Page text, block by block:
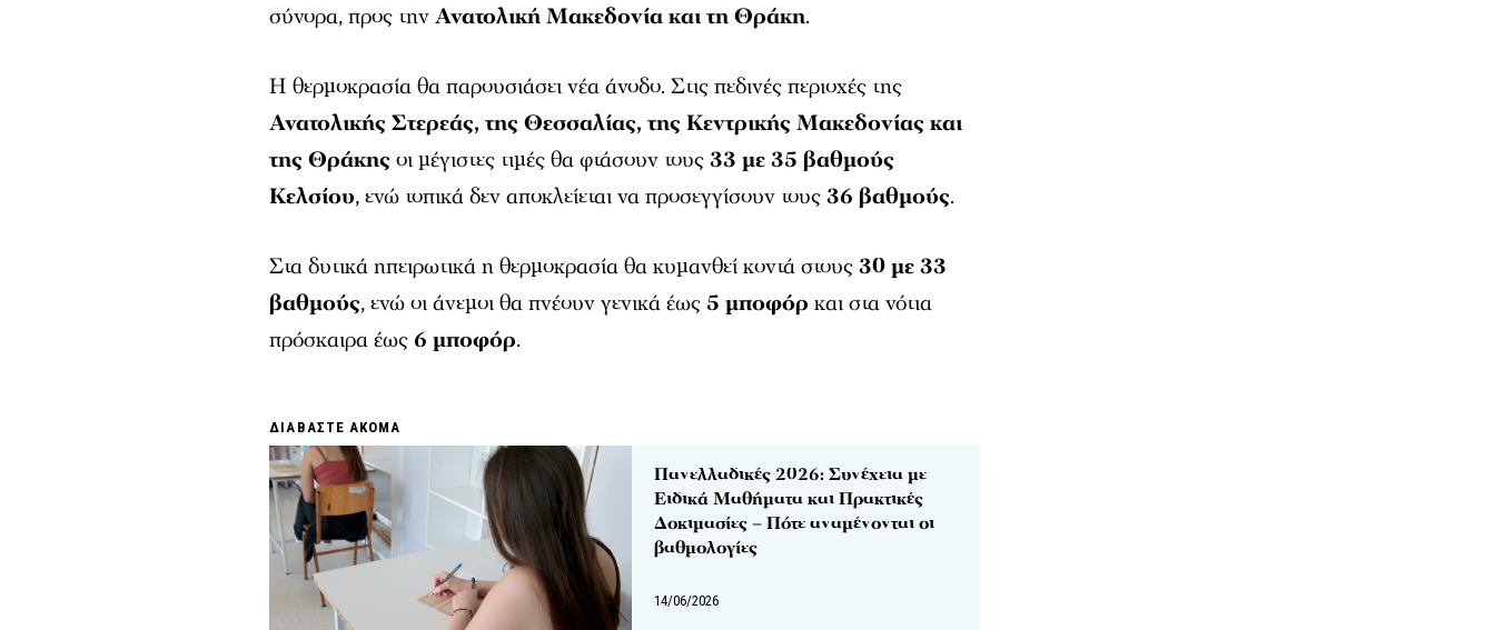
σύνορα, προς τηνΑνατολική Μακεδονία και τη Θράκη.
Η θερμοκρασία θα παρουσιάσει νέα άνοδο. Στις πεδινές περιοχές της
Ανατολικής Στερεάς, της Θεσσαλίας, της Κεντρικής Μακεδονίας και
της Θράκης οι μέγιστες τιμές θα φτάσουν τους33 με 35 βαθμούς
Κελσίου, ενώ τοπικά δεν αποκλείεται να προσεγγίσουν τους36 βαθμούς.
Στα δυτικά ηπειρωτικά η θερμοκρασία θα κυμανθεί κοντά στους30 με 33
βαθμούς, ενώ οι άνεμοι θα πνέουν γενικά έως 5 μποφόρ και στα νότια
πρόσκαιρα έως 6 μποφόρ.
ΔΙΑΒΑΣΤΕ ΑΚΟΜΑ
Πανελλαδικές 2026: Συνέχεια με
Ειδικά Μαθήματα και Πρακτικές
Δοκιμασίες – Πότε αναμένονται οι
βαθμολογίες
14/06/2026